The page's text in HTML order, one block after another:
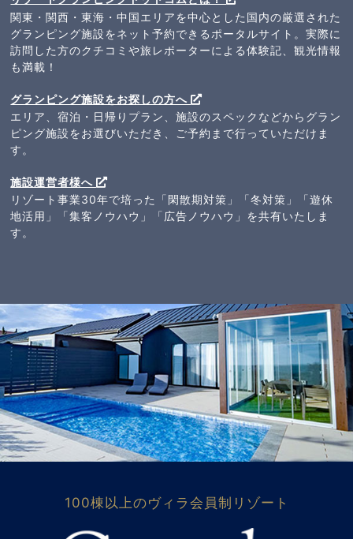
関東・関西・東海・中国エリアを中心とした国内の厳選された
グランピング施設をネット予約できるポータルサイト。実際に
訪問した方のクチコミや旅レポーターによる体験記、観光情報
も満載！
グランピング施設をお探しの方へ
エリア、宿泊・日帰りプラン、施設のスペックなどからグラン
ピング施設をお選びいただき、ご予約まで行っていただけま
す。
施設運営者様へ
リゾート事業30年で培った「閑散期対策」「冬対策」「遊休
地活用」「集客ノウハウ」「広告ノウハウ」を共有いたしま
す。
100棟以上のヴィラ会員制リゾート